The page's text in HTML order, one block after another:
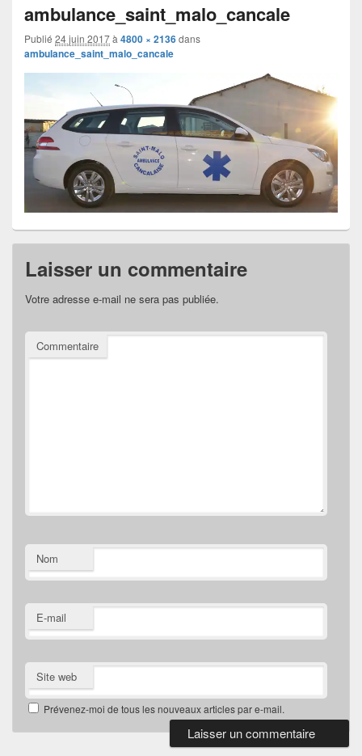
les
ambulance_saint_malo_cancale
Publié 24 juin 2017à 4800 × 2136dans
ambulance_saint_malo_cancale
Laisser un commentaire
Votre adresse e-mail ne sera pas publiée.
Commentaire
Nom
E-mail
Site web
Prévenez-moi de tous les nouveaux articles par e-mail.